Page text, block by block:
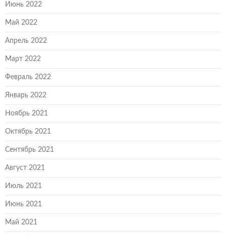
Июнь 2022
Май 2022
Апрель 2022
Март 2022
Февраль 2022
Январь 2022
Ноябрь 2021
Октябрь 2021
Сентябрь 2021
Август 2021
Июль 2021
Июнь 2021
Май 2021